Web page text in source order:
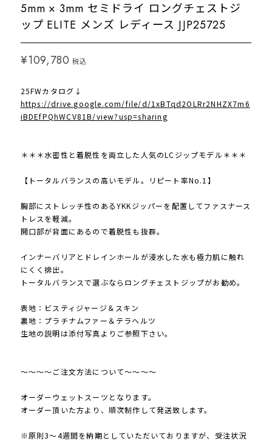
5mm × 3mm セミドライ ロングチェストジ
ップ ELITE メンズ レディース JJP25725
¥109,780 税込
25FWカタログ↓
https://drive.google.com/file/d/1xBTqd2OLRr2NHZX7m6
iBDEfPQhWCV81B/view?usp=sharing
＊＊＊水密性と着脱性を両立した人気のLCジップモデル＊＊＊
【トータルバランスの高いモデル。リピート率No.1】
胸部にストレッチ性のあるYKKジッパーを配置してファスナース
トレスを軽減。
開口部が背面にあるので着脱性も抜群。
インナーバリアとドレインホールが浸水した水も極力肌に触れ
にくく排出。
トータルバランスで選ぶならロングチェストジップがお勧め。
表地：ビスティジャージ＆スキン
裏地：プラチナムファー＆テラヘルツ
生地の説明は添付写真よりご参照下さい。
～～～～ご注文方法について～～～～
オーダーウェットスーツとなります。
オーダー頂いた方より、順次制作して発送致します。
※原則3～4週間を納期としていただいておりますが、受注状況